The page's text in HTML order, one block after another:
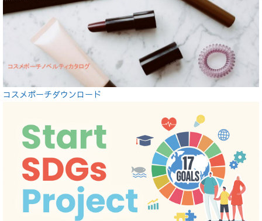
コスメポーチダウンロード